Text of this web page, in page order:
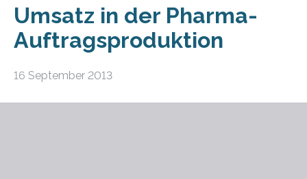
Umsatz in der Pharma-
Auftragsproduktion
16 September 2013